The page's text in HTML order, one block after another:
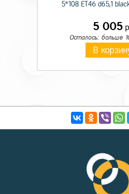
5*108 ET46 d65,1
5 005
Осталось: больше
В